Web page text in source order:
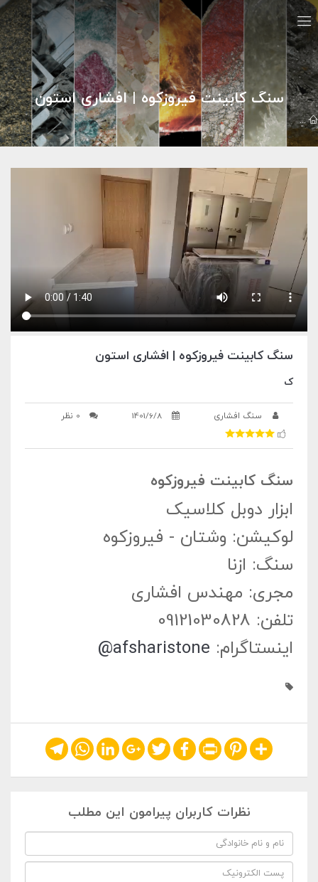
سنگ کابینت فیروزکوه | افشاری استون
تيزر تبليغاتي پروژه های کانترتاپ سنگ کابینت فیروزکوه | افشاری
سنگ کابینت فیروزکوه | افشاری استون
ک
سنگ افشاری 1401/6/8 0 نظر
سنگ کابینت فیروزکوه
ابزار دوبل کلاسیک
لوکیشن: وشتان - فیروزکوه
سنگ: ازنا
مجری: مهندس افشاری
تلفن: 09121030828
اینستاگرام: afsharistone@
Share
Pinterest
Print
Facebook
Twitter
Google+
LinkedIn
WhatsApp
Telegram
نظرات کاربران پیرامون این مطلب